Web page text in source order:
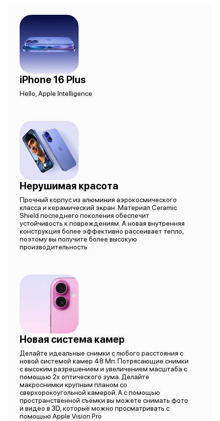
iPhone 16 Plus
Hello, Apple Intelligence
Нерушимая красота
Прочный корпус из алюминия аэрокосмического
класса и керамический экран. Материал Ceramic
Shield последнего поколения обеспечит
устойчивость к повреждениям. А новая внутренняя
конструкция более эффективно рассеивает тепло,
поэтому вы получите более высокую
производительность
Новая система камер
Делайте идеальные снимки с любого расстояния с
новой системой камер 48 Мп. Потрясающие снимки
с высоким разрешением и увеличением масштаба с
помощью 2х оптического зума. Делайте
макроснимки крупным планом со
сверхорокоугольной камерой. А с помощью
пространственной съёмки вы можете снимать фото
и видео в 3D, которые можно просматривать с
помощью Apple Vision Pro